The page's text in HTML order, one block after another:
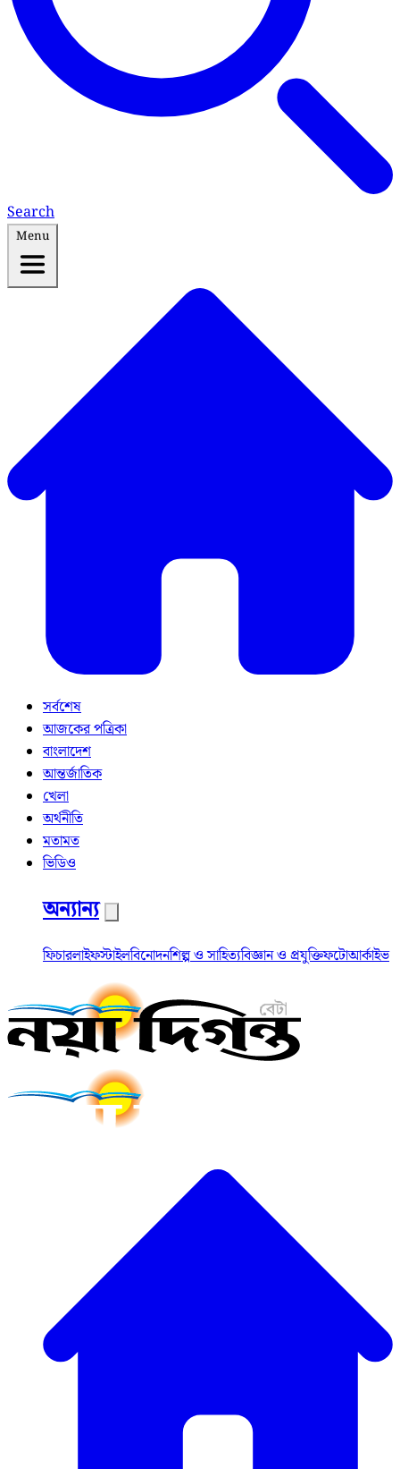
Search
Menu
সর্বশেষ
আজকের পত্রিকা
বাংলাদেশ
আন্তর্জাতিক
খেলা
অর্থনীতি
মতামত
ভিডিও
অন্যান্য
ফিচারলাইফস্টাইলবিনোদনশিল্প ও সাহিত্যবিজ্ঞান ও প্রযুক্তিফটোআর্কাইভ